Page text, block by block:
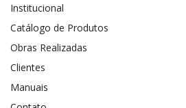
Institucional
Catálogo de Produtos
Obras Realizadas
Clientes
Manuais